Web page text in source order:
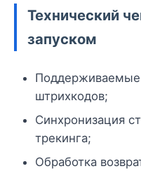
Технический
запуском
штрихкодов;
Синхронизация
трекинга;
Обработка